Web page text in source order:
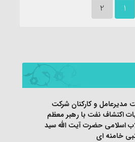
1
2
مدیرعامل و کارکنان شرکت
اکتشاف نفت با رهبر معظم
اسلامی حضرت آیت الله سید
خامنه ای